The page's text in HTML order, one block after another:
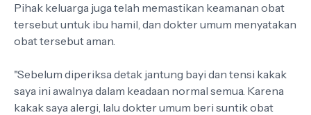
Pihak keluarga juga telah memastikan keamanan obat
tersebut untuk ibu hamil, dan dokter umum menyatakan
obat tersebut aman.
"Sebelum diperiksa detak jantung bayi dan tensi kakak
saya ini awalnya dalam keadaan normal semua. Karena
kakak saya alergi, lalu dokter umum beri suntik obat